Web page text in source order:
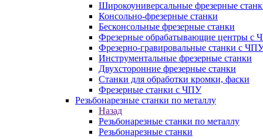
Широкоуниверсальные фрезерные
Консольно-фрезерные станки
Бесконсольные фрезерные станки
Фрезерные обрабатывающие центры с
Фрезерно-гравировальные станки с
Инструментальные фрезерные станки
Двухсторонние фрезерные станки
Станки для обработки кромки, фаски
Фрезерные станки с ЧПУ
Резьбонарезные станки по металлу
Назад
Резьбонарезные станки по металлу
Резьбонарезные станки